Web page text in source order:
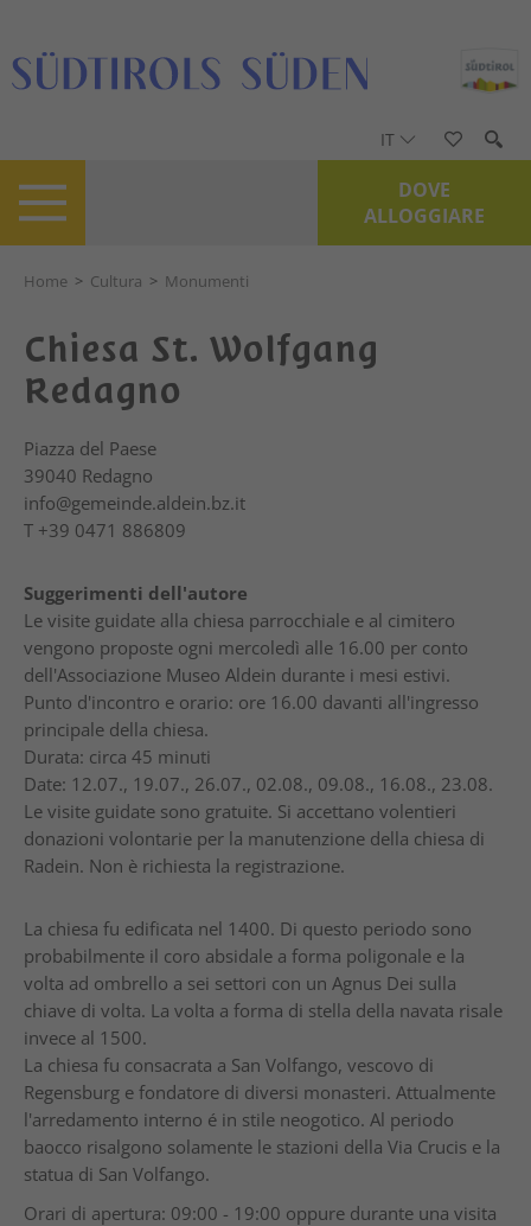
IT
DOVE
ALLOGGIARE
Home > Cultura > Monumenti
Chiesa St. Wolfgang
Redagno
Piazza del Paese
39040 Redagno
info@gemeinde.aldein.bz.it
T +39 0471 886809
Suggerimenti dell'autore
Le visite guidate alla chiesa parrocchiale e al cimitero
vengono proposte ogni mercoledì alle 16.00 per conto
dell'Associazione Museo Aldein durante i mesi estivi.
Punto d'incontro e orario: ore 16.00 davanti all'ingresso
principale della chiesa.
Durata: circa 45 minuti
Date: 12.07., 19.07., 26.07., 02.08., 09.08., 16.08., 23.08.
Le visite guidate sono gratuite. Si accettano volentieri
donazioni volontarie per la manutenzione della chiesa di
Radein. Non è richiesta la registrazione.
La chiesa fu edificata nel 1400. Di questo periodo sono
probabilmente il coro absidale a forma poligonale e la
volta ad ombrello a sei settori con un Agnus Dei sulla
chiave di volta. La volta a forma di stella della navata risale
invece al 1500.
La chiesa fu consacrata a San Volfango, vescovo di
Regensburg e fondatore di diversi monasteri. Attualmente
l'arredamento interno é in stile neogotico. Al periodo
baocco risalgono solamente le stazioni della Via Crucis e la
statua di San Volfango.
Orari di apertura: 09:00 - 19:00 oppure durante una visita